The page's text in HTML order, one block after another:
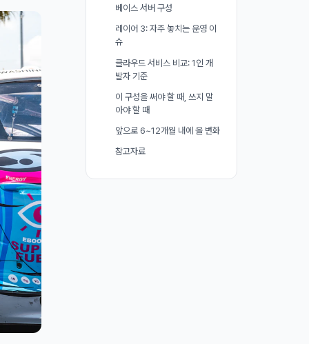
베이스 서버 구성
레이어 3: 자주 놓치는 운영 이
슈
클라우드 서비스 비교: 1인 개
발자 기준
이 구성을 써야 할 때, 쓰지 말
아야 할 때
앞으로 6~12개월 내에 올 변화
참고자료